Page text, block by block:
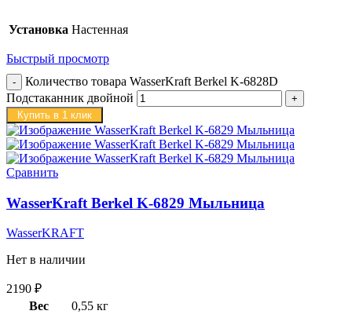
Установка Настенная
Быстрый просмотр
Количество товара WasserKraft Berkel K-6828D
Подстаканник двойной
Купить в 1 клик
Сравнить
WasserKraft Berkel K-6829 Мыльница
WasserKRAFT
Нет в наличии
2190 ₽
Вес
0,55 кг